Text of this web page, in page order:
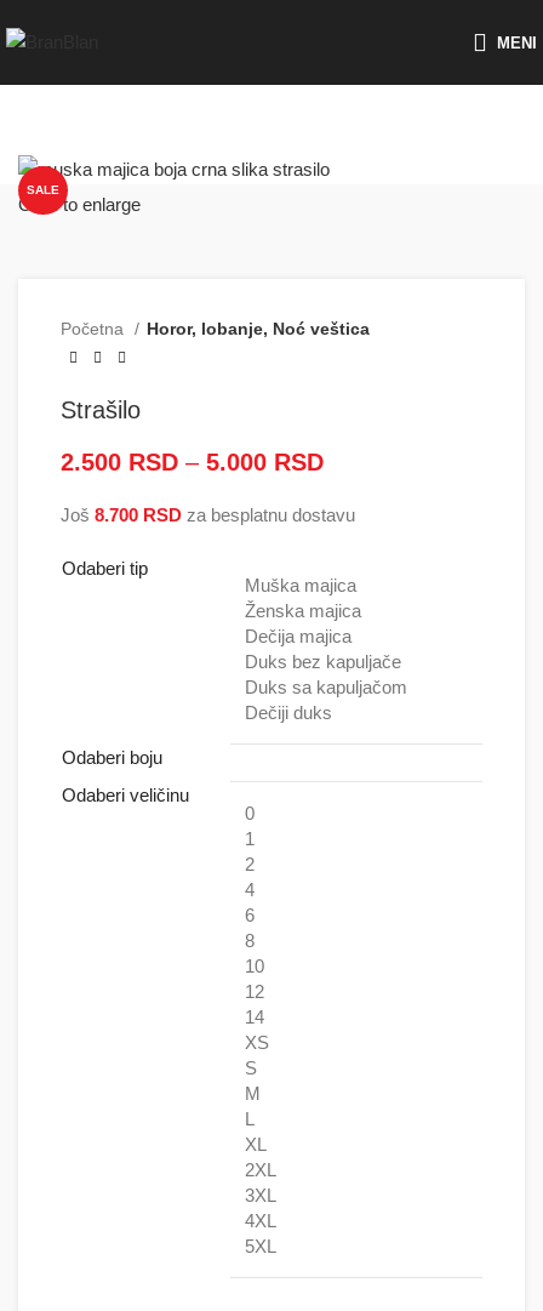
MENI
SALE
Click to enlarge
Početna Horor, lobanje, Noć veštica
Strašilo
2.500 RSD – 5.000 RSD
5.000 RSD
Još 8.700 RSD za besplatnu dostavu
Odaberi tip
Muška majica
Ženska majica
Dečija majica
Duks bez kapuljače
Duks sa kapuljačom
Dečiji duks
Odaberi boju
Odaberi veličinu
0
1
2
4
6
8
10
12
14
XS
S
M
L
XL
2XL
3XL
4XL
5XL
Besplatna dostava za porudžbine preko